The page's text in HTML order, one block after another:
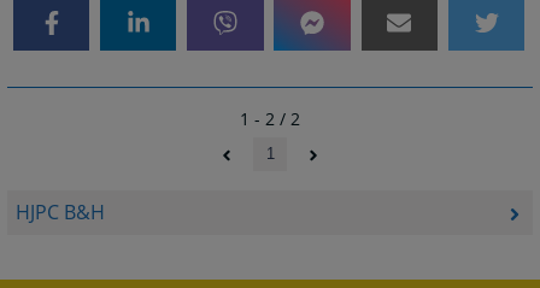
HJPC B&H
1 - 2 / 2
1